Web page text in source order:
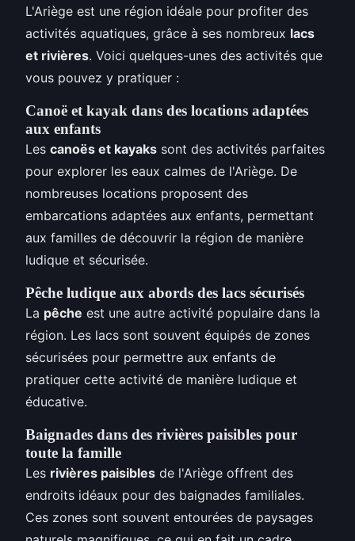
L'Ariège est une région idéale pour profiter des
activités aquatiques, grâce à ses nombreux lacs
et rivières. Voici quelques-unes des activités que
vous pouvez y pratiquer :
Canoë et kayak dans des locations adaptées
aux enfants
Les canoës et kayaks sont des activités parfaites
pour explorer les eaux calmes de l'Ariège. De
nombreuses locations proposent des
embarcations adaptées aux enfants, permettant
aux familles de découvrir la région de manière
ludique et sécurisée.
Pêche ludique aux abords des lacs sécurisés
La pêche est une autre activité populaire dans la
région. Les lacs sont souvent équipés de zones
sécurisées pour permettre aux enfants de
pratiquer cette activité de manière ludique et
éducative.
Baignades dans des rivières paisibles pour
toute la famille
Les rivières paisibles de l'Ariège offrent des
endroits idéaux pour des baignades familiales.
Ces zones sont souvent entourées de paysages